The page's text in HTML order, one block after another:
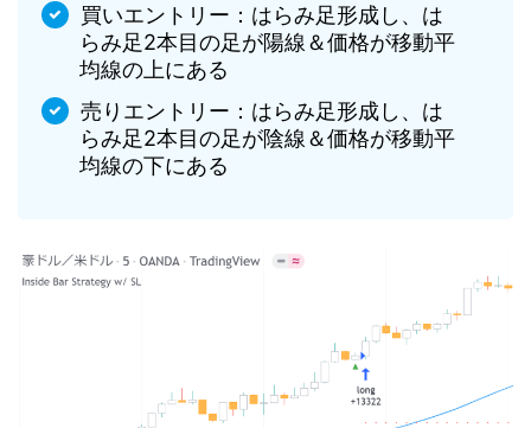
買いエントリー：はらみ足形成し、は
らみ足2本目の足が陽線＆価格が移動平
均線の上にある
売りエントリー：はらみ足形成し、は
らみ足2本目の足が陰線＆価格が移動平
均線の下にある